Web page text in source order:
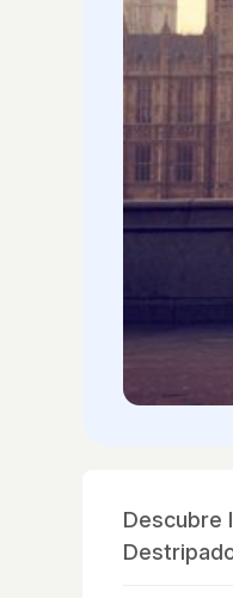
Descubre